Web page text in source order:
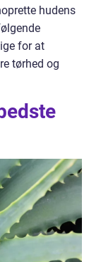
hudens
for at
tørhed og